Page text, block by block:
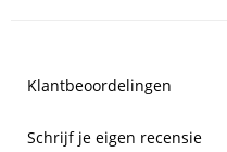
Klantbeoordelingen
Schrijf je eigen recensie